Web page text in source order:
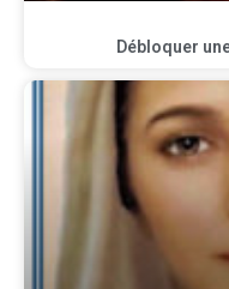
Débloquer